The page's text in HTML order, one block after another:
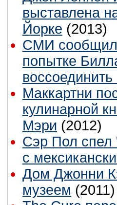
выставлена
Йорке (2013)
СМИ
попытке
Маккартни
кулинарной
Мэри (2012)
Сэр Пол спел
с
Дом Джонни
музеем (2011)